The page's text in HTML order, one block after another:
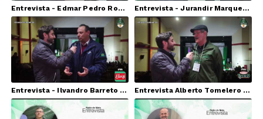
Entrevista - Edmar Pedro Rovadoschi (Prefeito de Ilópolis/RS) Entrevista - Jurandir Marques - Secretário Municipal de Agricultura de Ilópolis/RS.
Entrevista - Ilvandro Barreto de Melo - (Coordenador da Câmara Setorial Estadual da Erva-mate RS) Entrevista Alberto Tomelero (ABERTURA OFICIAL DA COLHEITA DA ERVA-MATE NO RIO GRANDE DO SUL - 2024)